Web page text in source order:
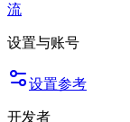
流
设置与账号
设置参考
开发者